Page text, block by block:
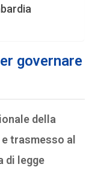
governare
della
trasmesso al
di legge